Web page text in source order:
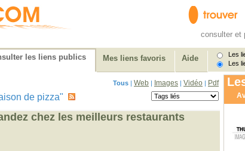
consulter et
les liens publics Mes liens favoris Aide
Les
Les
Tous | Web | Images | Vidéo | Pdf
de pizza"
chez les meilleurs restaurants